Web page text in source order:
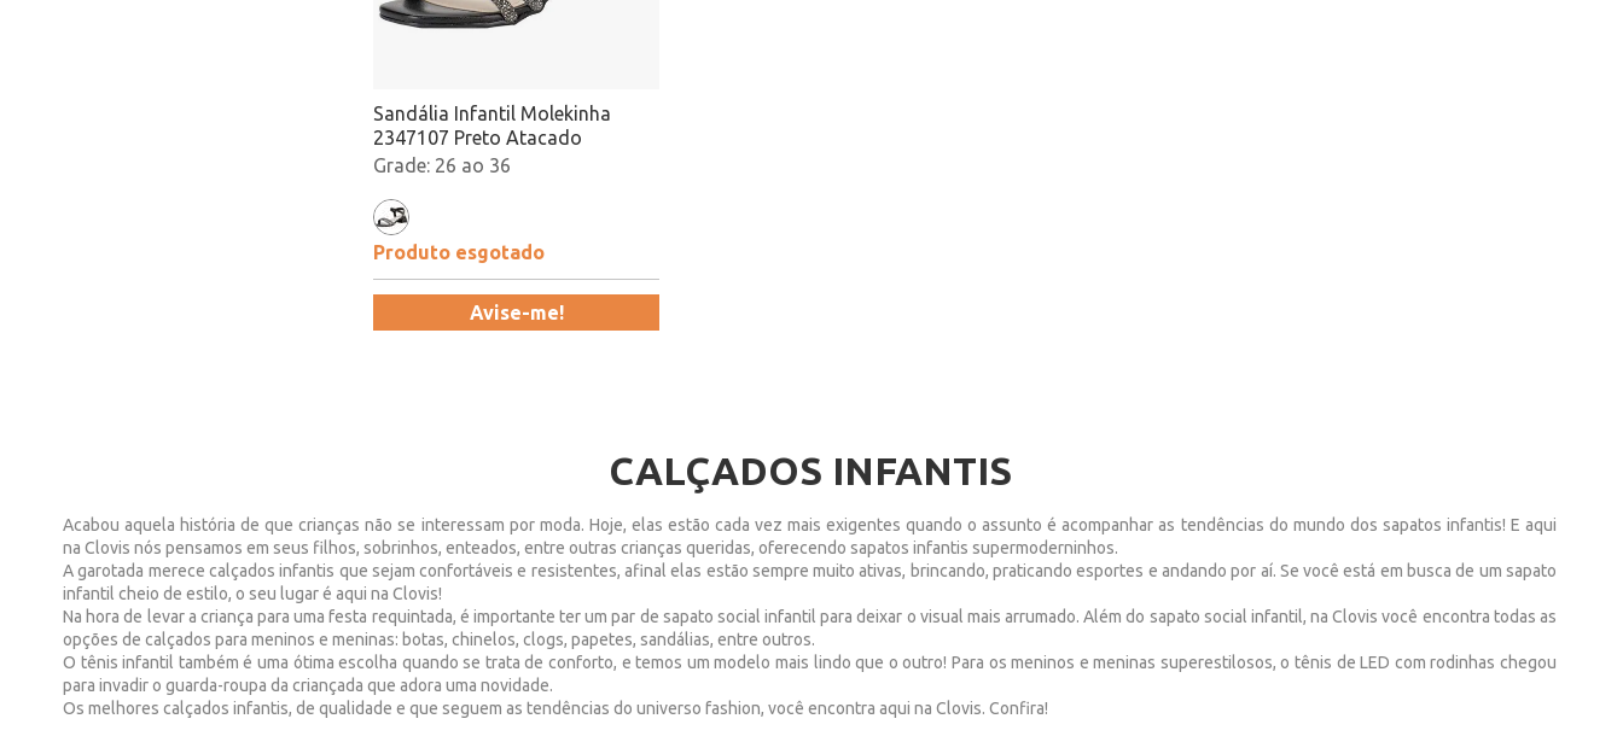
Sandália Infantil Molekinha
2347107 Preto Atacado
26 ao 36
Produto esgotado
Avise-me!
CALÇADOS INFANTIS
Acabou aquela história de que crianças não se interessam por moda. Hoje, elas estão cada vez mais exigentes quando o assunto é acompanhar as tendências do mundo dos sapatos infantis! E aqui
na Clovis nós pensamos em seus filhos, sobrinhos, enteados, entre outras crianças queridas, oferecendo sapatos infantis supermoderninhos.
A garotada merece calçados infantis que sejam confortáveis e resistentes, afinal elas estão sempre muito ativas, brincando, praticando esportes e andando por aí. Se você está em busca de um sapato
infantil cheio de estilo, o seu lugar é aqui na Clovis!
Na hora de levar a criança para uma festa requintada, é importante ter um par de sapato social infantil para deixar o visual mais arrumado. Além do sapato social infantil, na Clovis você encontra todas as
opções de calçados para meninos e meninas: botas, chinelos, clogs, papetes, sandálias, entre outros.
O tênis infantil também é uma ótima escolha quando se trata de conforto, e temos um modelo mais lindo que o outro! Para os meninos e meninas superestilosos, o tênis de LED com rodinhas chegou
para invadir o guarda-roupa da criançada que adora uma novidade.
Os melhores calçados infantis, de qualidade e que seguem as tendências do universo fashion, você encontra aqui na Clovis. Confira!